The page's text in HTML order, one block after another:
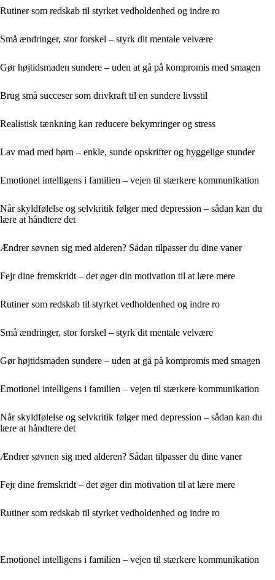
Rutiner som redskab til styrket vedholdenhed og indre ro
Små ændringer, stor forskel – styrk dit mentale velvære
Gør højtidsmaden sundere – uden at gå på kompromis med smagen
Brug små succeser som drivkraft til en sundere livsstil
Realistisk tænkning kan reducere bekymringer og stress
Lav mad med børn – enkle, sunde opskrifter og hyggelige stunder
Emotionel intelligens i familien – vejen til stærkere kommunikation
Når skyldfølelse og selvkritik følger med depression – sådan kan du
lære at håndtere det
Ændrer søvnen sig med alderen? Sådan tilpasser du dine vaner
Fejr dine fremskridt – det øger din motivation til at lære mere
Rutiner som redskab til styrket vedholdenhed og indre ro
Små ændringer, stor forskel – styrk dit mentale velvære
Gør højtidsmaden sundere – uden at gå på kompromis med smagen
Emotionel intelligens i familien – vejen til stærkere kommunikation
Når skyldfølelse og selvkritik følger med depression – sådan kan du
lære at håndtere det
Ændrer søvnen sig med alderen? Sådan tilpasser du dine vaner
Fejr dine fremskridt – det øger din motivation til at lære mere
Rutiner som redskab til styrket vedholdenhed og indre ro
Emotionel intelligens i familien – vejen til stærkere kommunikation